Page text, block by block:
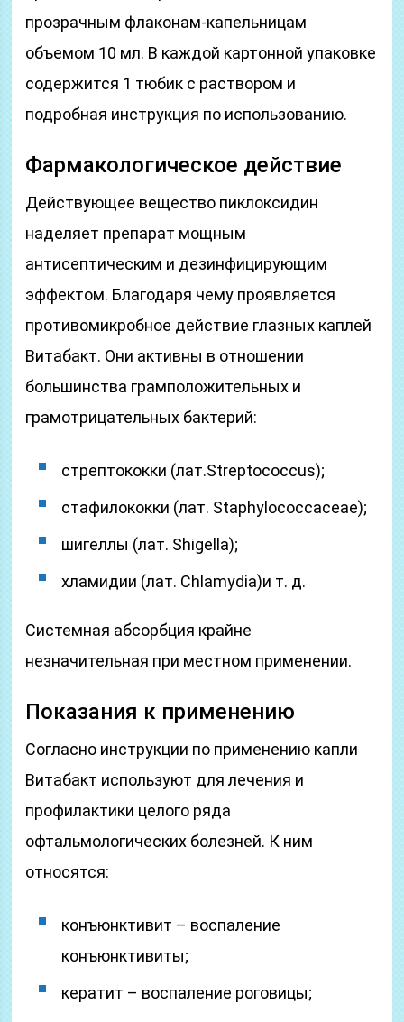
прозрачным флаконам-капельницам
объемом 10 мл. В каждой картонной упаковке
содержится 1 тюбик с раствором и
подробная инструкция по использованию.
Фармакологическое действие
Действующее вещество пиклоксидин
наделяет препарат мощным
антисептическим и дезинфицирующим
эффектом. Благодаря чему проявляется
противомикробное действие глазных каплей
Витабакт. Они активны в отношении
большинства грамположительных и
грамотрицательных бактерий:
стрептококки (лат.Streptococcus);
стафилококки (лат. Staphylococcaceae);
шигеллы (лат. Shigella);
хламидии (лат. Chlamydia)и т. д.
Системная абсорбция крайне
незначительная при местном применении.
Показания к применению
Согласно инструкции по применению капли
Витабакт используют для лечения и
профилактики целого ряда
офтальмологических болезней. К ним
относятся:
конъюнктивит – воспаление
конъюнктивиты;
кератит – воспаление роговицы;